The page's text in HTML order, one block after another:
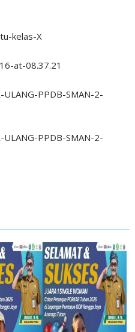
kelas-X
at-08.37.21
PPDB-SMAN-2-
PPDB-SMAN-2-